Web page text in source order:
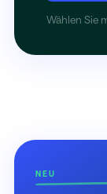
Wählen Sie
NEU